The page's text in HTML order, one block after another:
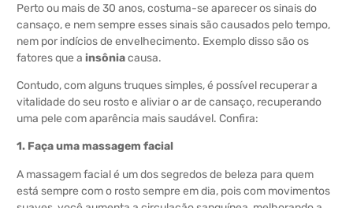
Perto ou mais de 30 anos, costuma-se aparecer os sinais do
cansaço, e nem sempre esses sinais são causados pelo tempo,
nem por indícios de envelhecimento. Exemplo disso são os
fatores que a insôniacausa.
Contudo, com alguns truques simples, é possível recuperar a
vitalidade do seu rosto e aliviar o ar de cansaço, recuperando
uma pele com aparência mais saudável. Confira:
1. Faça uma massagem facial
A massagem facial é um dos segredos de beleza para quem
está sempre com o rosto sempre em dia, pois com movimentos